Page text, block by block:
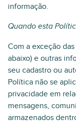
informação.
Quando esta
Com a exceção
abaixo) e outras
seu cadastro ou
Política não se
privacidade em
mensagens,
armazenados